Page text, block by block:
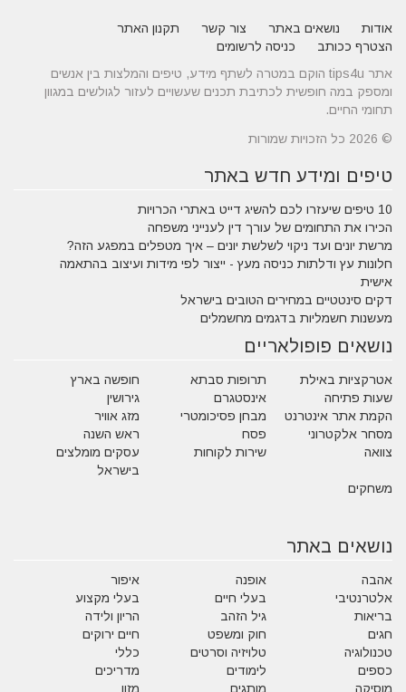
אודות נושאים באתר צור קשר
תקנון האתר
הצטרף ככותב
כניסה לרשומים
אתר tips4u הוקם במטרה לשתף מידע, טיפים והמלצות בין אנשים
ומספק במה חופשית לכתיבת תכנים שעשויים לעזור לגולשים במגוון
תחומי החיים.
© 2026 כל הזכויות שמורות
טיפים ומידע חדש באתר
10 טיפים שיעזרו לכם להשיג דייט באתרי הכרויות
הכירו את התחומים של עורך דין לענייני משפחה
מרשת יונים ועד ניקוי לשלשת יונים – איך מטפלים במפגע הזה?
חלונות עץ ודלתות כניסה מעץ - ייצור לפי מידות ועיצוב בהתאמה
אישית
דקים סינטטיים במחירים הטובים בישראל
מעשנות חשמליות בדגמים מחשמלים
נושאים פופולאריים
אטרקציות באילת תרופות סבתא
חופשה בארץ
שעות פתיחה
אינסטגרם
גירושין
הקמת אתר אינטרנט
מבחן פסיכומטרי
מזג אוויר
מסחר אלקטרוני
פסח
ראש השנה
צוואה
שירות לקוחות
עסקים מומלצים
בישראל
משחקים
נושאים באתר
אהבה אופנה
איפור
אלטרנטיבי
בעלי חיים
בעלי מקצוע
בריאות
גיל הזהב
הריון ולידה
חגים
חוק ומשפט
חיים ירוקים
טכנולוגיה
טלויזיה וסרטים
כללי
כספים
לימודים
מדריכים
מוסיקה
מותגים מזון